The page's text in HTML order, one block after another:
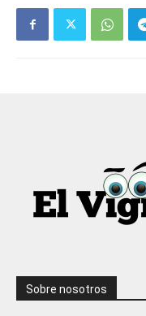
Sobre nosotros